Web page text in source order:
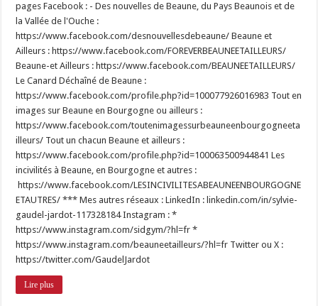
pages Facebook : - Des nouvelles de Beaune, du Pays Beaunois et de
la Vallée de l'Ouche :
https://www.facebook.com/desnouvellesdebeaune/ Beaune et
Ailleurs : https://www.facebook.com/FOREVERBEAUNEETAILLEURS/
Beaune-et Ailleurs : https://www.facebook.com/BEAUNEETAILLEURS/
Le Canard Déchaîné de Beaune :
https://www.facebook.com/profile.php?id=100077926016983 Tout en
images sur Beaune en Bourgogne ou ailleurs :
https://www.facebook.com/toutenimagessurbeauneenbourgogneeta
illeurs/ Tout un chacun Beaune et ailleurs :
https://www.facebook.com/profile.php?id=100063500944841 Les
incivilités à Beaune, en Bourgogne et autres :
https://www.facebook.com/LESINCIVILITESABEAUNEENBOURGOGNE
ETAUTRES/ *** Mes autres réseaux : LinkedIn : linkedin.com/in/sylvie-
gaudel-jardot-117328184 Instagram : *
https://www.instagram.com/sidgym/?hl=fr *
https://www.instagram.com/beauneetailleurs/?hl=fr Twitter ou X :
https://twitter.com/GaudelJardot
Lire plus